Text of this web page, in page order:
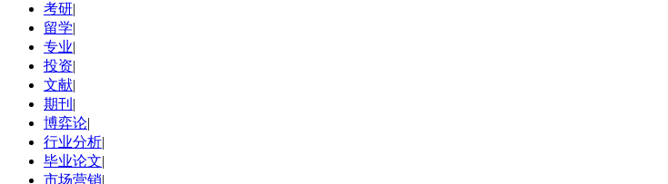
考研|
留学|
专业|
投资|
文献|
期刊 |
博弈论|
行业分析|
毕业论文|
市场营销|